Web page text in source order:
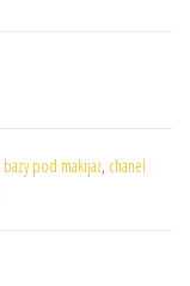
bazy pod makijaż, chanel